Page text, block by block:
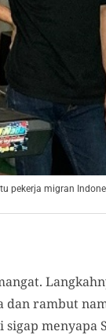
pekerja migran
dan rambut
sigap menyapa